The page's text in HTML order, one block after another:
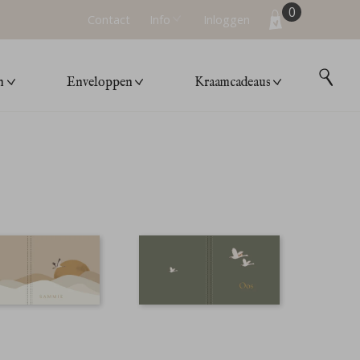
Contact Info Inloggen 0
Enveloppen Kraamcadeaus